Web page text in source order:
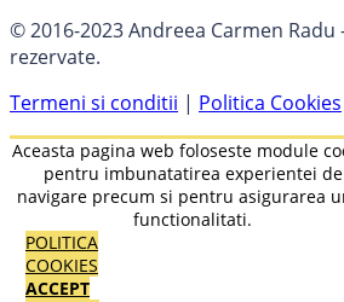
© 2016-2023 Andreea Carmen
rezervate.
Termeni si conditii | Politica Cookies
Aceasta pagina web foloseste module
pentru imbunatatirea experientei de
navigare precum si pentru asigurarea
functionalitati.
POLITICA
COOKIES
ACCEPT